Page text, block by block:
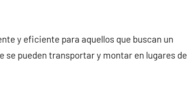
y eficiente para aquellos que buscan un
se pueden transportar y montar en lugares de